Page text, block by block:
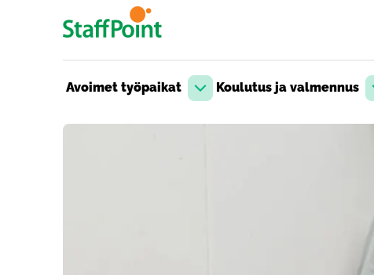
Hyppää pääsisältöön
Avoimet työpaikat
Avaa pudotusvalikko
Koulutus ja valmennus